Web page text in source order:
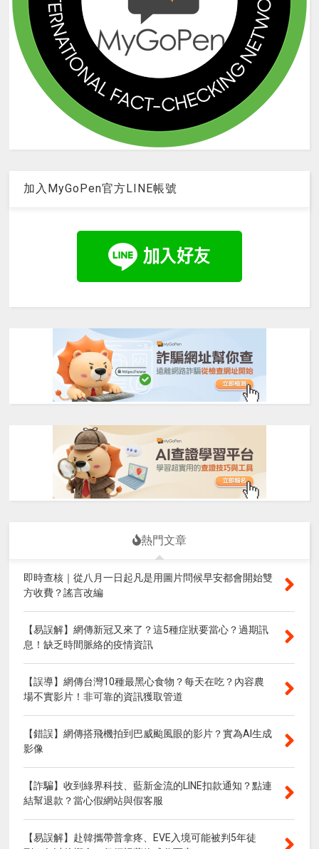
加入MyGoPen官方LINE帳號
熱門文章
即時查核｜從八月一日起凡是用圖片問候早安都會開始雙
方收費？謠言改編
【易誤解】網傳新冠又來了？這5種症狀要當心？過期訊
息！缺乏時間脈絡的疫情資訊
【誤導】網傳台灣10種最黑心食物？每天在吃？內容農
場不實影片！非可靠的資訊獲取管道
【錯誤】網傳搭飛機拍到巴威颱風眼的影片？實為AI生成
影像
【詐騙】收到綠界科技、藍新金流的LINE扣款通知？點連
結幫退款？當心假網站與假客服
【易誤解】赴韓攜帶普拿疼、EVE入境可能被判5年徒